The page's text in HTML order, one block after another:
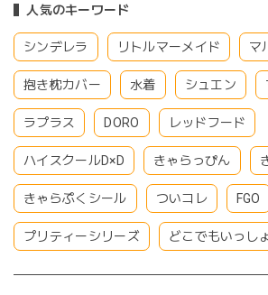
人気のキーワード
シンデレラ リトルマーメイド マ
抱き枕カバー 水着 シュエン
ラプラス DORO レッドフード
ハイスクールD×D きゃらっぴん
きゃらぷくシール ついコレ FGO
プリティーシリーズ どこでもいっし